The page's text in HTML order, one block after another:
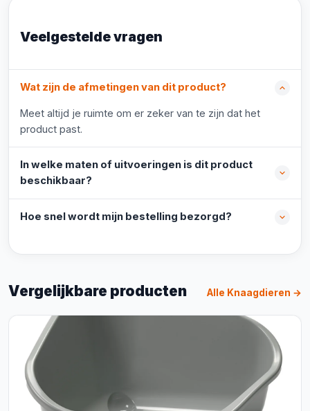
Veelgestelde vragen
Wat zijn de afmetingen van dit product?
Meet altijd je ruimte om er zeker van te zijn dat het
product past.
In welke maten of uitvoeringen is dit product
beschikbaar?
Hoe snel wordt mijn bestelling bezorgd?
Vergelijkbare producten Alle Knaagdieren →